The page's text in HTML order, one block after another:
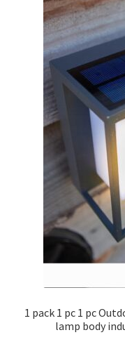
1 pack 1 pc 1 pc
lamp body